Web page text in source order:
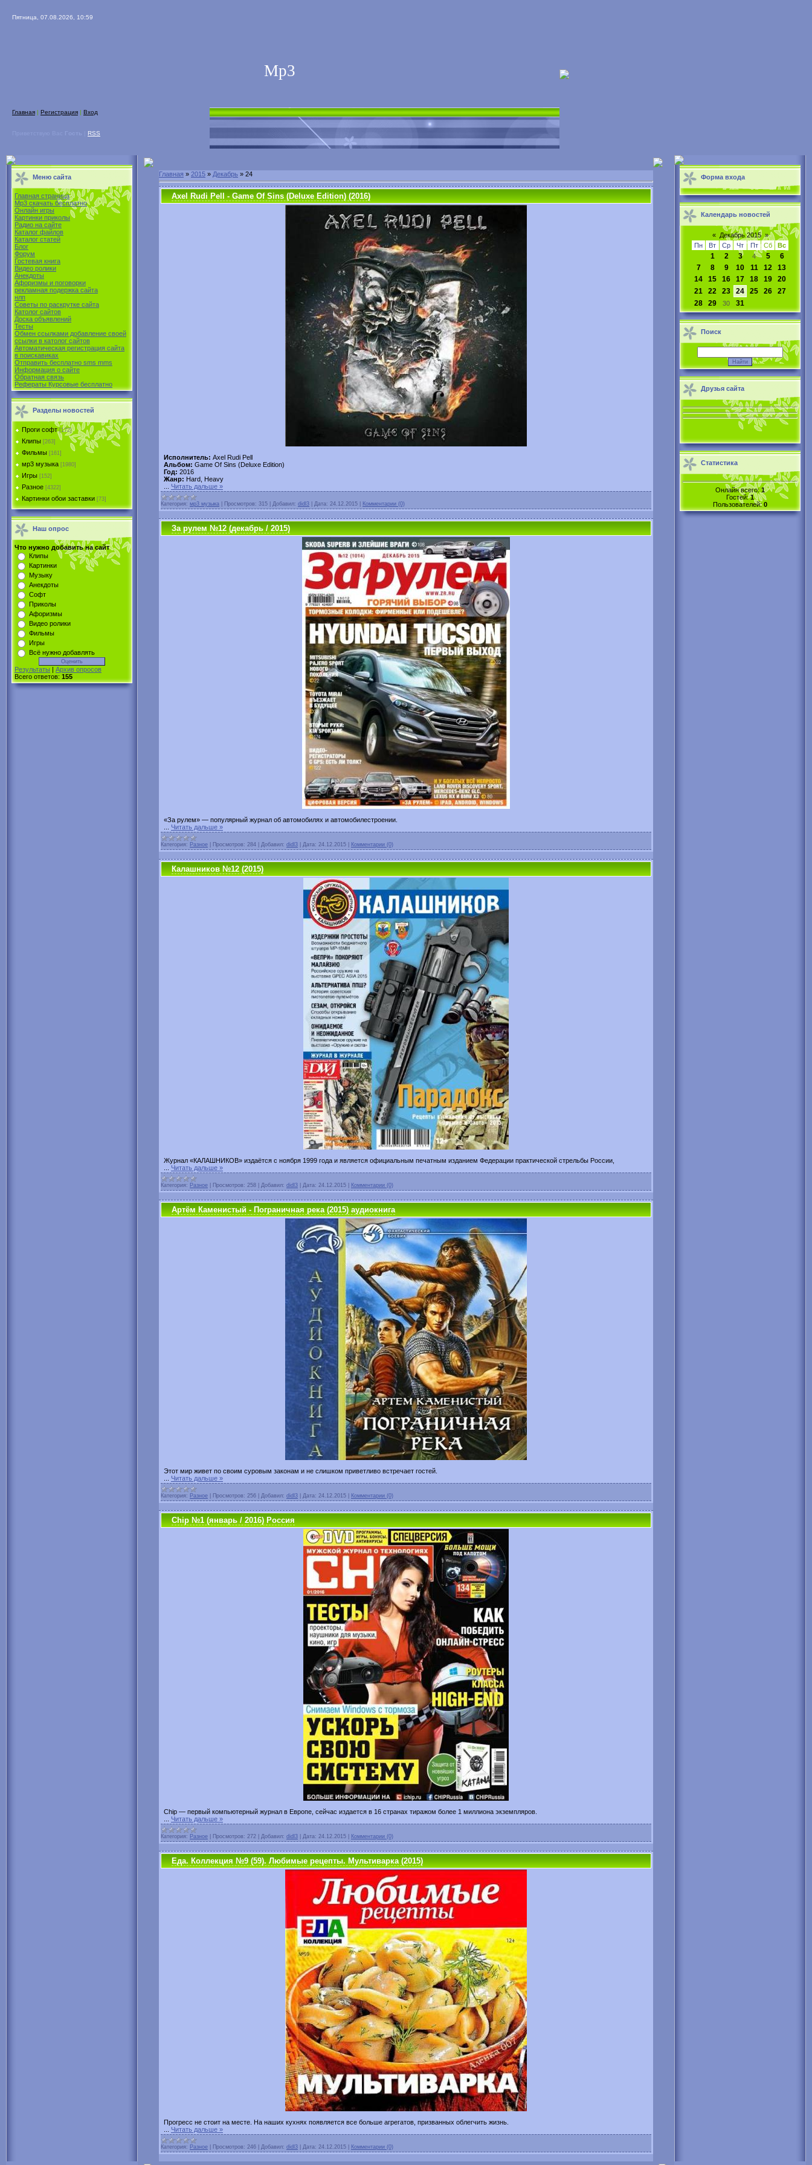
Пятница, 07.08.2026, 10:59
Мp3
Главная | Регистрация | Вход
RSS
Меню сайта
Главная страница
Mp3 скачать бесплатно
Онлайн игры
Картинки приколы
Радио на сайте
Каталог файлов
Каталог статей
Блог
Форум
Гостевая книга
Видео ролики
Анекдоты
Афоризмы и поговорки
рекламная подержка сайта
нлп
Советы по раскрутке сайта
Католог сайтов
Доска объявлений
Тесты
Обмен ссылками добавление своей
ссылки в католог сайтов
Автоматическая регистрация сайта
в поиcкавиках
Отправить бесплатно sms mms
Информация о сайте
Обратная связь
Рефераты Курсовые бесплатно
Разделы новостей
Проги софт [172]
Клипы [263]
Фильмы [161]
мр3 музыка [1980]
Игры [152]
Разное [4322]
Картинки обои заставки [73]
Наш опрос
Что нужно добавить на сайт
Клипы
Картинки
Музыку
Анекдоты
Софт
Приколы
Афоризмы
Видео ролики
Фильмы
Игры
Всё нужно добавлять
Результаты | Архив опросов
Всего ответов: 155
Главная » 2015 » Декабрь » 24
Axel Rudi Pell - Game Of Sins (Deluxe Edition) (2016)
Исполнитель: Axel Rudi Pell
Альбом: Game Of Sins (Deluxe Edition)
Год: 2016
Жанр: Hard, Heavy
Читать дальше »
Категория: мр3 музыка Просмотров: 315 Добавил: didl3 Дата: 24.12.2015 Комментарии (0)
За рулем №12 (декабрь / 2015)
«За рулем» — популярный журнал об автомобилях и автомобилестроении.
Читать дальше »
Категория: Разное Просмотров: 284 Добавил: didl3 Дата: 24.12.2015 Комментарии (0)
Калашников №12 (2015)
Журнал «КАЛАШНИКОВ» издаётся с ноября 1999 года и является официальным печатным изданием Федерации практической стрельбы России,
Читать дальше »
Категория: Разное Просмотров: 258 Добавил: didl3 Дата: 24.12.2015 Комментарии (0)
Артём Каменистый - Пограничная река (2015) аудиокнига
Этот мир живет по своим суровым законам и не слишком приветливо встречает гостей.
Читать дальше »
Категория: Разное Просмотров: 256 Добавил: didl3 Дата: 24.12.2015 Комментарии (0)
Chip №1 (январь / 2016) Россия
Chip — первый компьютерный журнал в Европе, сейчас издается в 16 странах тиражом более 1 миллиона экземпляров.
Читать дальше »
Категория: Разное Просмотров: 272 Добавил: didl3 Дата: 24.12.2015 Комментарии (0)
Еда. Коллекция №9 (59). Любимые рецепты. Мультиварка (2015)
Прогресс не стоит на месте. На наших кухнях появляется все больше агрегатов, призванных облегчить жизнь.
Читать дальше »
Категория: Разное Просмотров: 246 Добавил: didl3 Дата: 24.12.2015 Комментарии (0)
Форма входа
Календарь новостей
« Декабрь 2015 »
Пн
Вт Ср Чт Пт Сб Вс
1 2 3 4 5
6
7
8 9 10 11 12
13
14
15 16 17 18 19
20
21
22 23 24 25 26
27
28
29 30 31
Поиск
Друзья сайта
Статистика
Онлайн всего: 1
Гостей:1
Пользователей:0